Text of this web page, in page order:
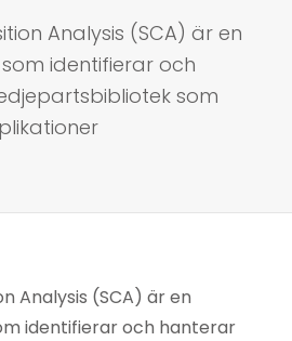
Analysis (SCA) är en
identifierar och
som
Analysis (SCA) är en
identifierar och hanterar